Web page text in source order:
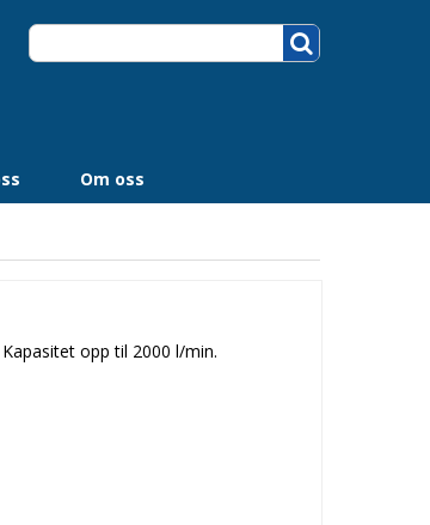
Om oss
opp til 2000 l/min.